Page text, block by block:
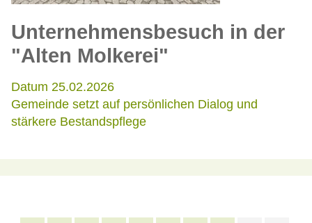
Unternehmensbesuch in der
"Alten Molkerei"
Datum 25.02.2026
Gemeinde setzt auf persönlichen Dialog und
stärkere Bestandspflege